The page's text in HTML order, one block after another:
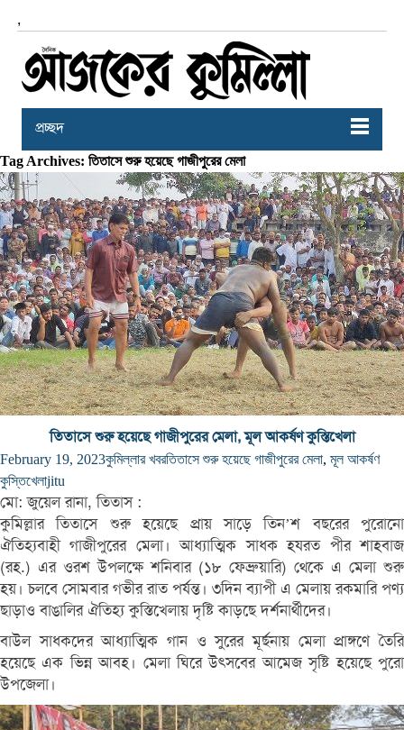
,
প্রচ্ছদ
Tag Archives: তিতাসে শুরু হয়েছে গাজীপুরের মেলা
তিতাসে শুরু হয়েছে গাজীপুরের মেলা, মূল আকর্ষণ কুস্তিখেলা
February 19, 2023কুমিল্লার খবরতিতাসে শুরু হয়েছে গাজীপুরের মেলা, মূল আকর্ষণ
কুস্তিখেলাjitu
মো: জুয়েল রানা, তিতাস :
কুমিল্লার তিতাসে শুরু হয়েছে প্রায় সাড়ে তিন’শ বছরের পুরোনো
ঐতিহ্যবাহী গাজীপুরের মেলা। আধ্যাত্মিক সাধক হযরত পীর শাহবাজ
(রহ.) এর ওরশ উপলক্ষে শনিবার (১৮ ফেব্রুয়ারি) থেকে এ মেলা শুরু
হয়। চলবে সোমবার গভীর রাত পর্যন্ত। ৩দিন ব্যাপী এ মেলায় রকমারি পণ্য
ছাড়াও বাঙালির ঐতিহ্য কুস্তিখেলায় দৃষ্টি কাড়ছে দর্শনার্থীদের।
বাউল সাধকদের আধ্যাত্মিক গান ও সুরের মূর্ছনায় মেলা প্রাঙ্গণে তৈরি
হয়েছে এক ভিন্ন আবহ। মেলা ঘিরে উৎসবের আমেজ সৃষ্টি হয়েছে পুরো
উপজেলা।